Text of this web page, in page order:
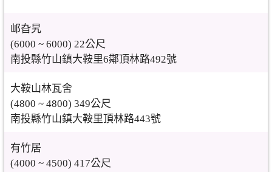
邖旮旯
(6000 ~ 6000) 22公尺
南投縣竹山鎮大鞍里6鄰頂林路492號
大鞍山林瓦舍
(4800 ~ 4800) 349公尺
南投縣竹山鎮大鞍里頂林路443號
有竹居
(4000 ~ 4500) 417公尺